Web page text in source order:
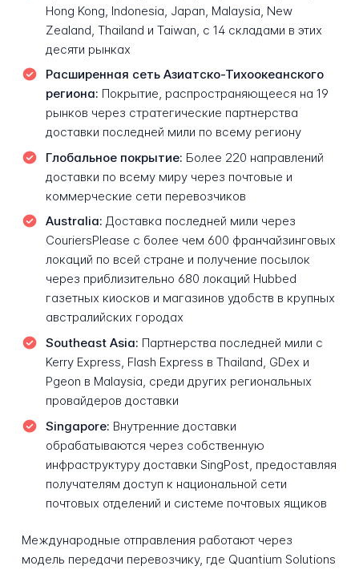
Hong Kong, Indonesia, Japan, Malaysia, New
Zealand, Thailand и Taiwan, с 14 складами в этих
десяти рынках
Расширенная сеть Азиатско-Тихоокеанского
региона: Покрытие, распространяющееся на 19
рынков через стратегические партнерства
доставки последней мили по всему региону
Глобальное покрытие: Более 220 направлений
доставки по всему миру через почтовые и
коммерческие сети перевозчиков
Australia: Доставка последней мили через
CouriersPlease с более чем 600 франчайзинговых
локаций по всей стране и получение посылок
через приблизительно 680 локаций Hubbed
газетных киосков и магазинов удобств в крупных
австралийских городах
Southeast Asia: Партнерства последней мили с
Kerry Express, Flash Express в Thailand, GDex и
Pgeon в Malaysia, среди других региональных
провайдеров доставки
Singapore: Внутренние доставки
обрабатываются через собственную
инфраструктуру доставки SingPost, предоставляя
получателям доступ к национальной сети
почтовых отделений и системе почтовых ящиков
Международные отправления работают через
модель передачи перевозчику, где Quantium Solutions